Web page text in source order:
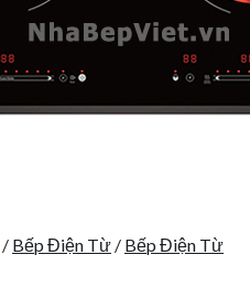
/ Bếp Điện Từ / Bếp Điện Từ